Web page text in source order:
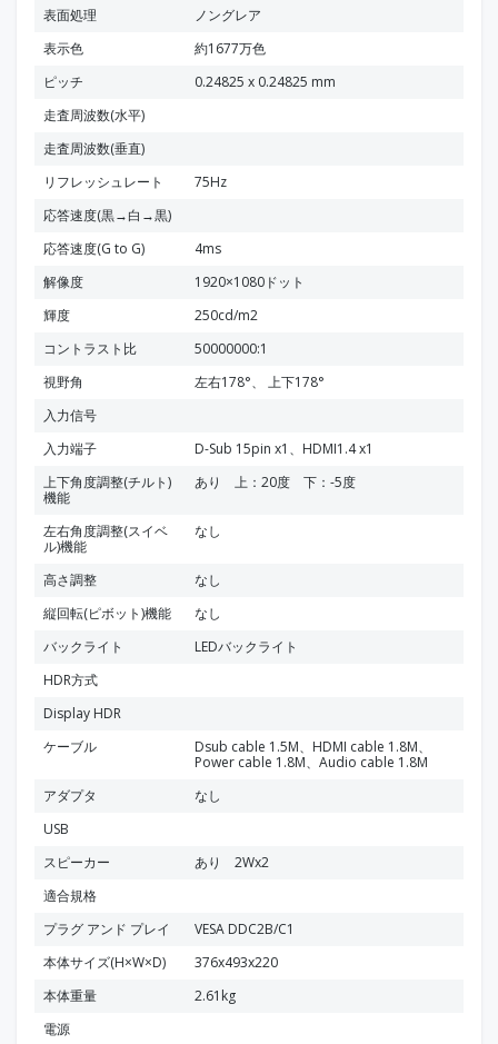
表面処理
ノングレア
表示色
約1677万色
ピッチ
0.24825 x 0.24825 mm
走査周波数(水平)
走査周波数(垂直)
リフレッシュレート
75Hz
応答速度(黒→白→黒)
応答速度(G to G)
4ms
解像度
1920×1080ドット
輝度
250cd/m2
コントラスト比
50000000:1
視野角
左右178°、 上下178°
入力信号
入力端子
D-Sub 15pin x1、HDMI1.4 x1
上下角度調整(チルト)
機能
あり 上：20度 下：-5度
左右角度調整(スイベ
ル)機能
なし
高さ調整
なし
縦回転(ピボット)機能
なし
バックライト
LEDバックライト
HDR方式
Display HDR
ケーブル
Dsub cable 1.5M、HDMI cable 1.8M、
Power cable 1.8M、Audio cable 1.8M
アダプタ
なし
USB
スピーカー
あり 2Wx2
適合規格
プラグ アンド プレイ
VESA DDC2B/C1
本体サイズ(H×W×D)
376x493x220
本体重量
2.61kg
電源